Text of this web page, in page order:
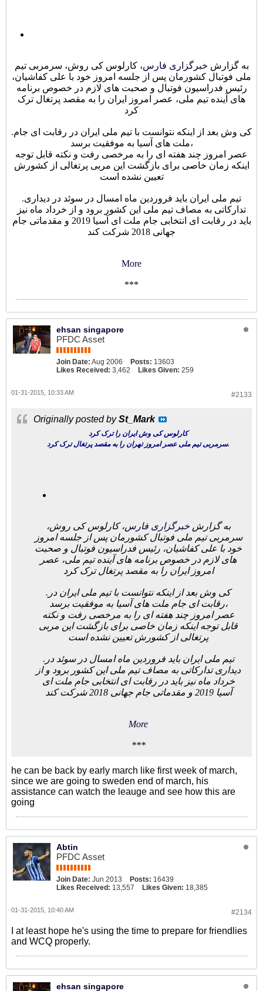
به گزارش خبرگزاری فارس، کارلوس کی روش، سرمربی تیم
ملی فوتبال کشورمان پس از جلسه امروز خود با علی کفاشیان،
رئیس فدراسیون فوتبال و صحبت های لازم در خصوص برنامه
های آینده تیم ملی، عصر امروز ایران را به مقصد پرتغال ترک
کرد
.کی وش بعد از اینکه نتوانست با تیم ملی ایران در رقابت ای جام
ملت های آسیا به موفقیت برسد،
عصر امروز چند هفته ای را به مرخصی رفت و نکته قابل توجه
اینکه زمان خاصی برای بازگشت این مربی پرتغالی از کشورش
تعیین نشده است
.تیم ملی ایران باید فروردین ماه امسال در سوئد در دیداری
تدارکاتی به مصاف تیم ملی این کشور برود و از خرداد ماه نیز
باید در رقابت ای انتخابی جام ملت ای آسیا 2019 و مقدماتی جام
جهانی 2018 شرکت کند
More
***
ehsan singapore
PFDC Asset
Join Date: Aug 2006 Posts: 13603
Likes Received: 3,462 Likes Given: 259
#2133
01-31-2015, 10:33 AM
Originally posted bySt_Mark
کارلوس کی وش ایران را ترک کرد
سرمربی تیم ملی عصر امروز تهران را به مقصد پرتغال ترک کرد.
به گزارشخبرگزاری فارس، کارلوس کی روش،
سرمربی تیم ملی فوتبال کشورمان پس از جلسه امروز
خود با علی کفاشیان، رئیس فدراسیون فوتبال و صحبت
های لازم در خصوص برنامه های آینده تیم ملی، عصر
امروز ایران را به مقصد پرتغال ترک کرد
.کی وش بعد از اینکه نتوانست با تیم ملی ایران در
رقابت ای جام ملت های آسیا به موفقیت برسد،
عصر امروز چند هفته ای را به مرخصی رفت و نکته
قابل توجه اینکه زمان خاصی برای بازگشت این مربی
پرتغالی از کشورش تعیین نشده است
.تیم ملی ایران باید فروردین ماه امسال در سوئد در
دیداری تدارکاتی به مصاف تیم ملی این کشور برود و از
خرداد ماه نیز باید در رقابت ای انتخابی جام ملت ای
آسیا 2019 و مقدماتی جام جهانی 2018 شرکت کند
More
***
he can be back by early march like first week of march,
since we are going to sweden end of march, his
assistance can watch the leauge and see how this are
going
Abtin
PFDC Asset
Join Date: Jun 2013 Posts: 16439
Likes Received: 13,557 Likes Given: 18,385
#2134
01-31-2015, 10:40 AM
I at least hope he's using the time to prepare for friendlies
and WCQ properly.
ehsan singapore